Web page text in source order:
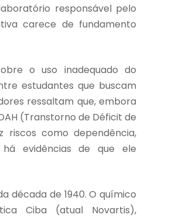
responsável pelo
carece de fundamento
o uso inadequado do
estudantes que buscam
ressaltam que, embora
(Transtorno de Déficit de
riscos como dependência,
há evidências de que ele
década de 1940. O químico
Ciba (atual Novartis),